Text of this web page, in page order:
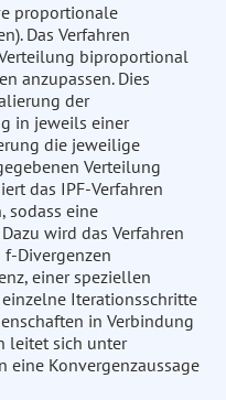
proportionale
Das Verfahren
biproportional
anzupassen. Dies
der
in jeweils einer
die jeweilige
Verteilung
das IPF-Verfahren
sodass eine
wird das Verfahren
Divergenzen
einer speziellen
Iterationsschritte
in Verbindung
leitet sich unter
eine Konvergenzaussage